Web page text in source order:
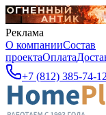
Реклама
О компанииСостав
проектаОплата
+7 (812) 385-74-12